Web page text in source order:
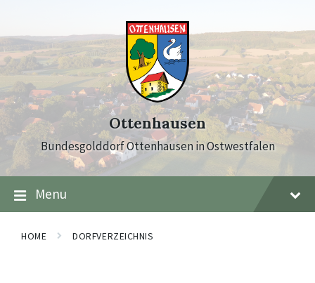
content
main
navigation
footer
Ottenhausen
Bundesgolddorf Ottenhausen in Ostwestfalen
Menu
HOME DORFVERZEICHNIS